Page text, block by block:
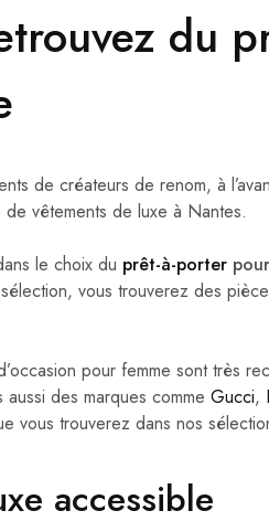
du
de créateurs de renom, à
vêtements de luxe à Nantes.
le choix du prêt-à-porterpour
vous trouverez des
pour femme sont très
aussi des marques comme Gucci,
vous trouverez dans nos
accessible